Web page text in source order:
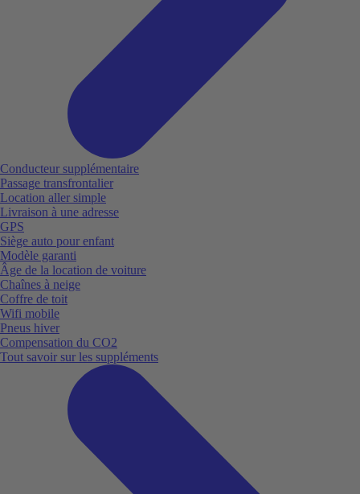
Conducteur supplémentaire
Passage transfrontalier
Location aller simple
Livraison à une adresse
GPS
Siège auto pour enfant
Modèle garanti
Âge de la location de voiture
Chaînes à neige
Coffre de toit
Wifi mobile
Pneus hiver
Compensation du CO2
Tout savoir sur les suppléments